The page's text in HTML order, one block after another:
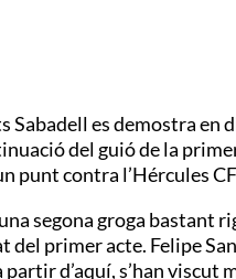
Sabadell es demostra en
del guió de la
punt contra l’Hércules
segona groga bastant
del primer acte. Felipe
d’aquí, s’han